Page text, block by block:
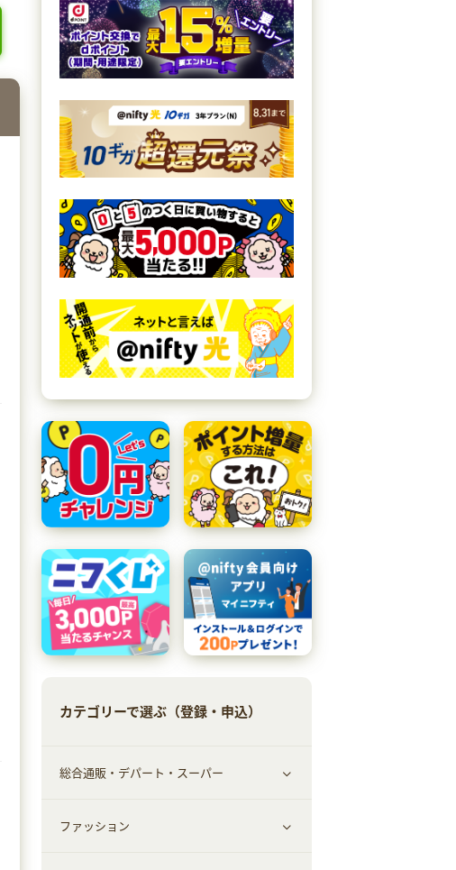
カテゴリーで選ぶ（登録・申込）
総合通販・デパート・スーパー
すべて見る
ファッション